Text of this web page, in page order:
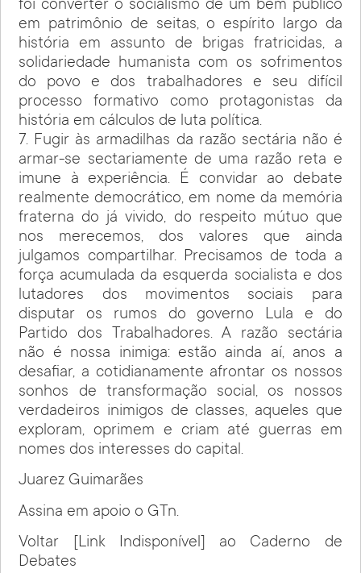
foi converter o socialismo de um bem público
em patrimônio de seitas, o espírito largo da
história em assunto de brigas fratricidas, a
solidariedade humanista com os sofrimentos
do povo e dos trabalhadores e seu difícil
processo formativo como protagonistas da
história em cálculos de luta política.
7. Fugir às armadilhas da razão sectária não é
armar-se sectariamente de uma razão reta e
imune à experiência. É convidar ao debate
realmente democrático, em nome da memória
fraterna do já vivido, do respeito mútuo que
nos merecemos, dos valores que ainda
julgamos compartilhar. Precisamos de toda a
força acumulada da esquerda socialista e dos
lutadores dos movimentos sociais para
disputar os rumos do governo Lula e do
Partido dos Trabalhadores. A razão sectária
não é nossa inimiga: estão ainda aí, anos a
desafiar, a cotidianamente afrontar os nossos
sonhos de transformação social, os nossos
verdadeiros inimigos de classes, aqueles que
exploram, oprimem e criam até guerras em
nomes dos interesses do capital.
Juarez Guimarães
Assina em apoio o GTn.
Voltar [Link Indisponível] ao Caderno de
Debates